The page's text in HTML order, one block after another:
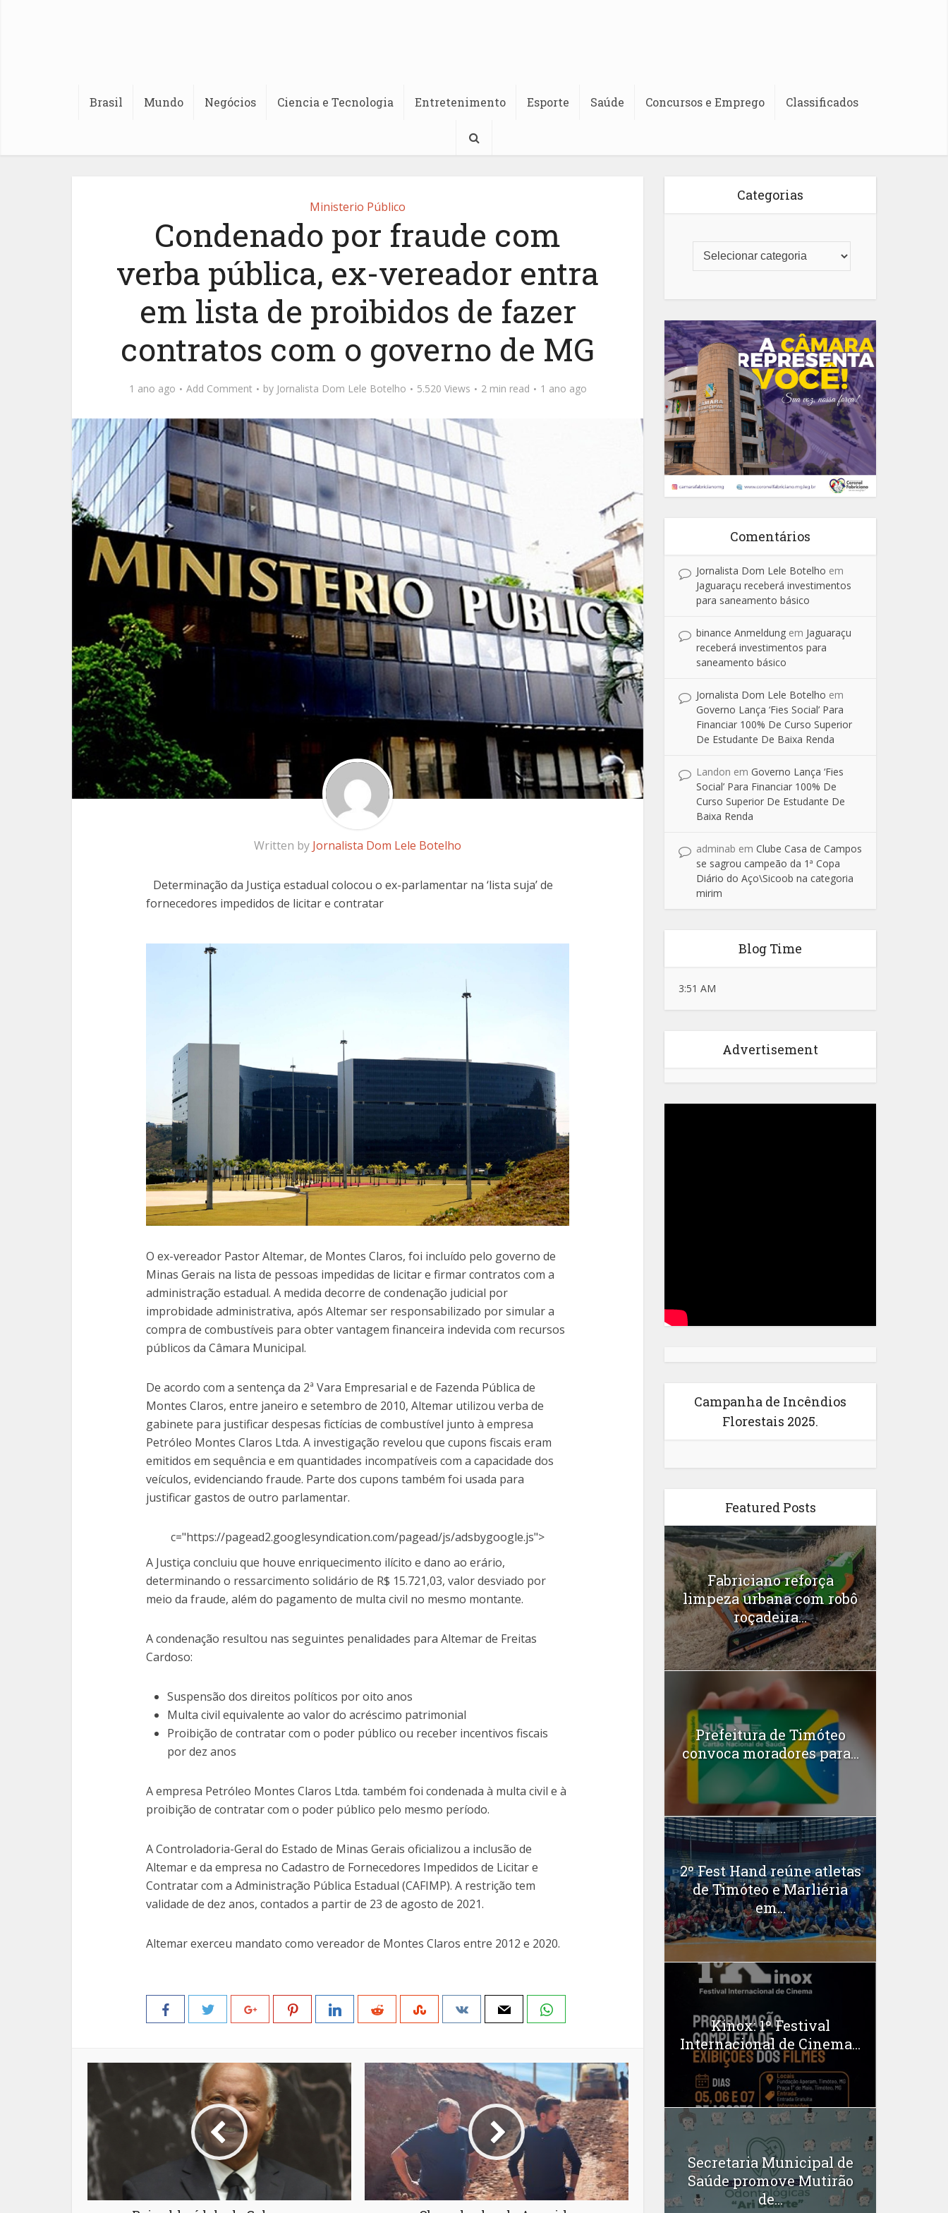
Brasil Mundo Negócios Ciencia e Tecnologia Entretenimento Esporte Saúde Concursos e Emprego Classificados
Ministerio Público
Condenado por fraude com
verba pública, ex-vereador entra
em lista de proibidos de fazer
contratos com o governo de MG
1 ano ago Add Comment by Jornalista Dom Lele Botelho 5.520 Views 2 min read 1 ano ago
Written by Jornalista Dom Lele Botelho
Determinação da Justiça estadual colocou o ex-parlamentar na ‘lista suja’ de
fornecedores impedidos de licitar e contratar
O ex-vereador Pastor Altemar, de Montes Claros, foi incluído pelo governo de
Minas Gerais na lista de pessoas impedidas de licitar e firmar contratos com a
administração estadual. A medida decorre de condenação judicial por
improbidade administrativa, após Altemar ser responsabilizado por simular a
compra de combustíveis para obter vantagem financeira indevida com recursos
públicos da Câmara Municipal.
De acordo com a sentença da 2ª Vara Empresarial e de Fazenda Pública de
Montes Claros, entre janeiro e setembro de 2010, Altemar utilizou verba de
gabinete para justificar despesas fictícias de combustível junto à empresa
Petróleo Montes Claros Ltda. A investigação revelou que cupons fiscais eram
emitidos em sequência e em quantidades incompatíveis com a capacidade dos
veículos, evidenciando fraude. Parte dos cupons também foi usada para
justificar gastos de outro parlamentar.
c="https://pagead2.googlesyndication.com/pagead/js/adsbygoogle.js">
A Justiça concluiu que houve enriquecimento ilícito e dano ao erário,
determinando o ressarcimento solidário de R$ 15.721,03, valor desviado por
meio da fraude, além do pagamento de multa civil no mesmo montante.
A condenação resultou nas seguintes penalidades para Altemar de Freitas
Cardoso:
Suspensão dos direitos políticos por oito anos
Multa civil equivalente ao valor do acréscimo patrimonial
Proibição de contratar com o poder público ou receber incentivos fiscais
por dez anos
A empresa Petróleo Montes Claros Ltda. também foi condenada à multa civil e à
proibição de contratar com o poder público pelo mesmo período.
A Controladoria-Geral do Estado de Minas Gerais oficializou a inclusão de
Altemar e da empresa no Cadastro de Fornecedores Impedidos de Licitar e
Contratar com a Administração Pública Estadual (CAFIMP). A restrição tem
validade de dez anos, contados a partir de 23 de agosto de 2021.
Altemar exerceu mandato como vereador de Montes Claros entre 2012 e 2020.
Categorias
Comentários
Jornalista Dom Lele Botelho em
Jaguaraçu receberá investimentos
para saneamento básico
binance Anmeldung em Jaguaraçu
receberá investimentos para
saneamento básico
Jornalista Dom Lele Botelho em
Governo Lança ‘Fies Social’ Para
Financiar 100% De Curso Superior
De Estudante De Baixa Renda
Landon em Governo Lança ‘Fies
Social’ Para Financiar 100% De
Curso Superior De Estudante De
Baixa Renda
adminab em Clube Casa de Campos
se sagrou campeão da 1ª Copa
Diário do Aço\Sicoob na categoria
mirim
Blog Time
3:51 AM
Advertisement
Campanha de Incêndios
Florestais 2025.
Featured Posts
Fabriciano reforça
limpeza urbana com robô
roçadeira...
Prefeitura de Timóteo
convoca moradores para...
2º Fest Hand reúne atletas
de Timóteo e Marliéria
em...
Kinox: 1º Festival
Internacional de Cinema...
Secretaria Municipal de
Saúde promove Mutirão
de...